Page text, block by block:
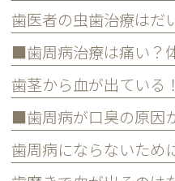
歯茎から血が出ている
歯周病にならないため